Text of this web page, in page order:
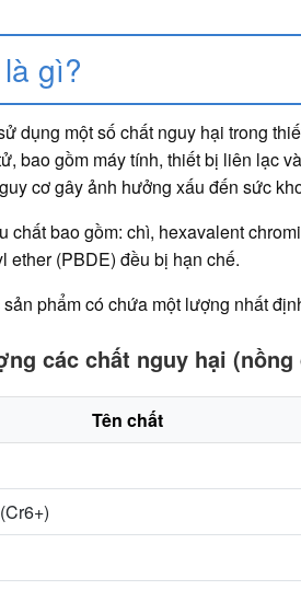
gì?
dụng một số chất nguy hại trong
bao gồm máy tính, thiết bị liên lạc
cơ gây ảnh hưởng xấu đến sức
chất bao gồm: chì, hexavalent
ether (PBDE) đều bị hạn chế.
phẩm có chứa một lượng nhất
các chất nguy hại
Tên chất